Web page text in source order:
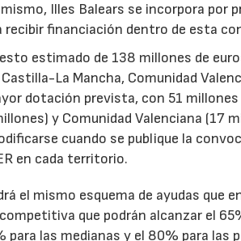
Illes Balears se incorpora por
recibir financiación dentro de esta
estimado de 138 millones de
La Mancha, Comunidad
dotación prevista, con 51
y Comunidad Valenciana (17
cuando se publique la
en cada territorio.
el mismo esquema de ayudas que
que podrán alcanzar el
para las medianas y el 80% para las